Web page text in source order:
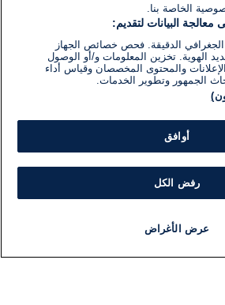
الخاصة بنا.
البيانات لتقديم:
الجغرافي الدقيقة. فحص خصائص الجهاز
الهوية. تخزين المعلومات و/أو الوصول
والمحتوى المخصصان وقياس أداء
الجمهور وتطوير الخدمات.
أوافق
رفض الكل
عرض الأغراض